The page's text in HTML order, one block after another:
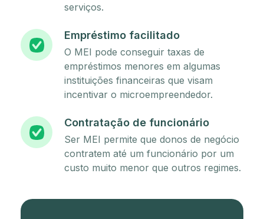
serviços.
Empréstimo facilitado
O MEI pode conseguir taxas de
empréstimos menores em algumas
instituições financeiras que visam
incentivar o microempreendedor.
Contratação de funcionário
Ser MEI permite que donos de negócio
contratem até um funcionário por um
custo muito menor que outros regimes.